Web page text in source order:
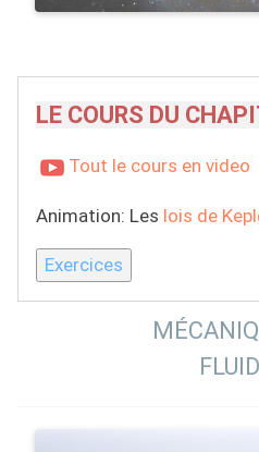
LE COURS DU
Tout le cours en video
Animation: Les lois de
Exercices